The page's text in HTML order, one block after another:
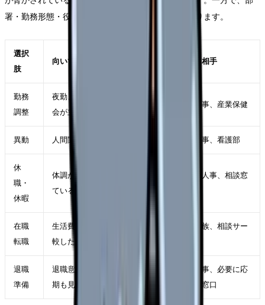
署・勤務形態・役割が変われば続けられる場合もあります。
選択
肢
向いているケース 確認する相手
勤務
調整
夜勤、残業、受け持ち、委員
会が主因
師長、人事、産業保健
異動 人間関係や診療科相性が主因 師長、人事、看護部
休
職・
休暇
体調が落ち、判断力も下がっ
ている
主治医、人事、相談窓
在職
転職
生活費を守りながら条件を比
較したい
自分、家族、相談サー
退職
準備
退職意思が固く、引き継ぎ時
期も見えている
職場、人事、必要に応
じて外部窓口